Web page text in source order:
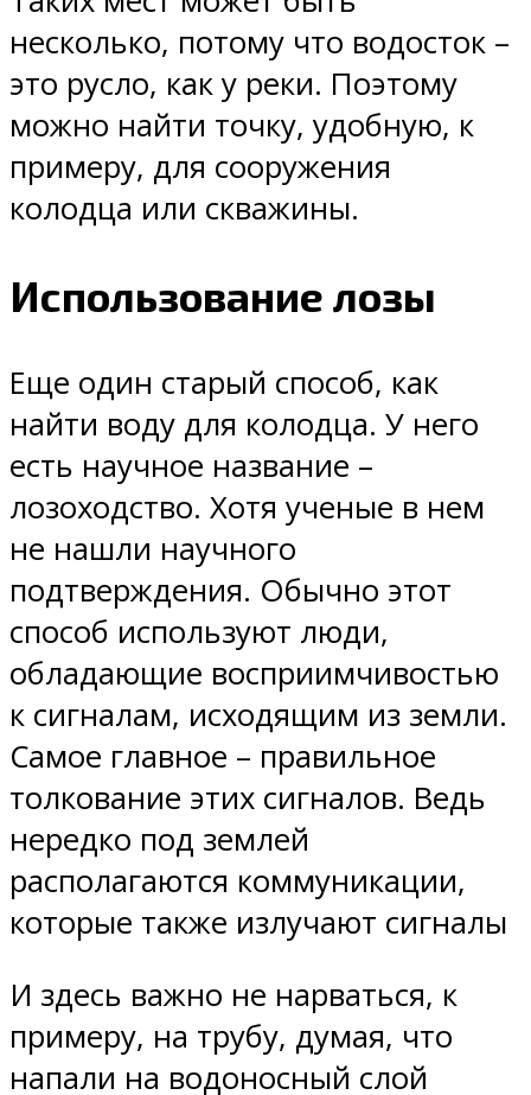
несколько, потому что водосток –
это русло, как у реки. Поэтому
можно найти точку, удобную, к
примеру, для сооружения
колодца или скважины.
Использование лозы
Еще один старый способ, как
найти воду для колодца. У него
есть научное название –
лозоходство. Хотя ученые в нем
не нашли научного
подтверждения. Обычно этот
способ используют люди,
обладающие восприимчивостью
к сигналам, исходящим из земли.
Самое главное – правильное
толкование этих сигналов. Ведь
нередко под землей
располагаются коммуникации,
которые также излучают сигналы
И здесь важно не нарваться, к
примеру, на трубу, думая, что
напали на водоносный слой